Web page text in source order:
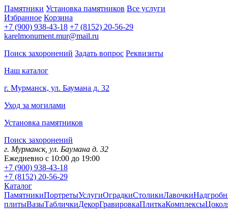
Памятники Установка памятников Все услуги
Избранное Корзина
+7 (900) 938-43-18 +7 (8152) 20-56-29
karelmonument.mur@mail.ru
Поиск захоронений Задать вопрос Реквизиты
Наш каталог
г. Мурманск, ул. Баумана д. 32
Уход за могилами
Установка памятников
Поиск захоронений
г. Мурманск, ул. Баумана д. 32
Ежедневно с 10:00 до 19:00
+7 (900) 938-43-18
+7 (8152) 20-56-29
Каталог
ПамятникиПортретыУслугиОградкиСтоликиЛавочки
плитыВазыТабличкиДекорГравировкаПлиткаКомплексы